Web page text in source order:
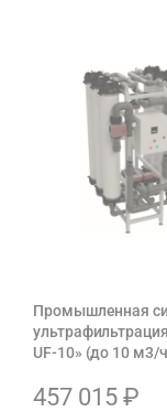
Промышленная
UF-10» (до 10 м3/
457 015 ₽